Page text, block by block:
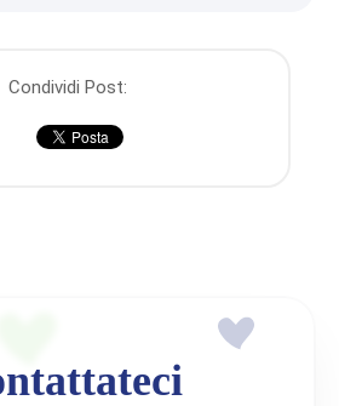
Condividi Post: